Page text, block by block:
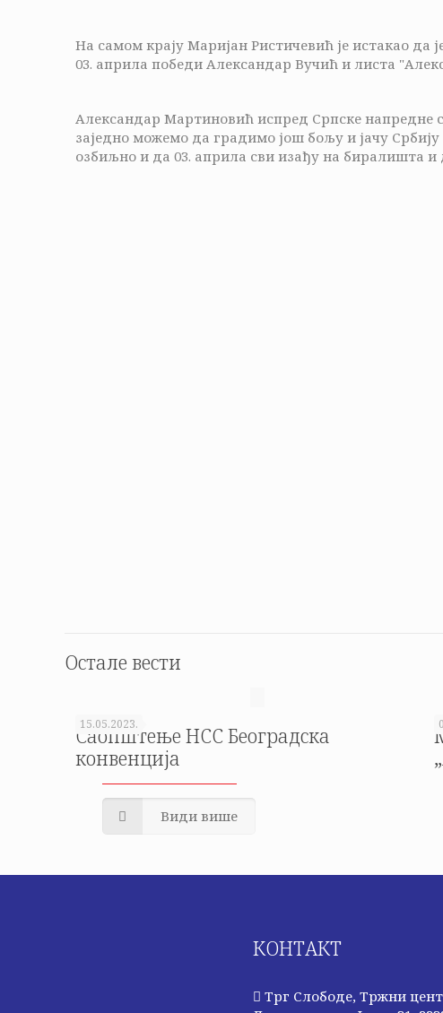
На самом крају Маријан Ристичевић је истакао да
03. априла победи Александар Вучић и листа
Александар Мартиновић испред Српске напредне
заједно можемо да градимо још бољу и јачу Србију
озбиљно и да 03. априла сви изађу на биралишта
Остале вести
15.05.2023.
Саопштење НСС Београдска
конвенција
Види више
КОНТАКТ
Трг Слободе, Тржни